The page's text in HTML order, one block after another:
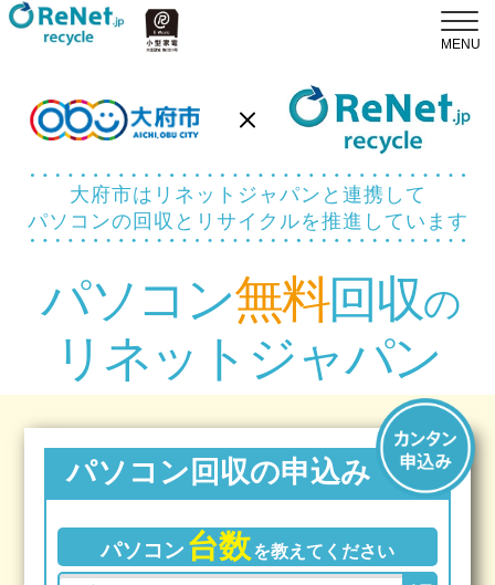
大府市はリネットジャパンと連携して
パソコンの回収とリサイクルを推進しています
パソコン無料回収の
リネットジャパン
パソコン回収の申込み
パソコン 台数を教えてください